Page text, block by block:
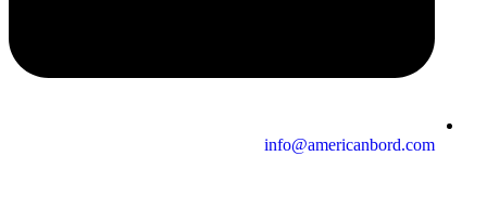
info@americanbord.com